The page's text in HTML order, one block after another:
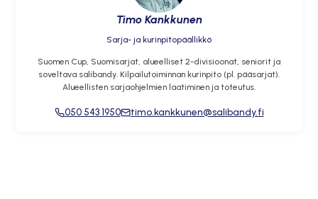
Timo Kankkunen
Sarja- ja kurinpitopäällikkö
Suomen Cup, Suomisarjat, alueelliset 2-divisioonat, seniorit ja
soveltava salibandy. Kilpailutoiminnan kurinpito (pl. pääsarjat).
Alueellisten sarjaohjelmien laatiminen ja toteutus.
050 543 1950 timo.kankkunen@salibandy.fi